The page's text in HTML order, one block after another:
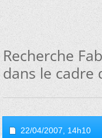
Recherche
dans le cadre
22/04/2007, 14h10